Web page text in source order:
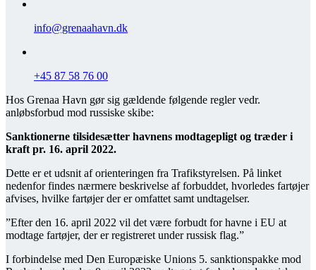
info@grenaahavn.dk
+45 87 58 76 00
Hos Grenaa Havn gør sig gældende følgende regler vedr.
anløbsforbud mod russiske skibe:
Sanktionerne tilsidesætter havnens modtagepligt og træder i
kraft pr. 16. april 2022.
Dette er et udsnit af orienteringen fra Trafikstyrelsen. På linket
nedenfor findes nærmere beskrivelse af forbuddet, hvorledes fartøjer
afvises, hvilke fartøjer der er omfattet samt undtagelser.
”Efter den 16. april 2022 vil det være forbudt for havne i EU at
modtage fartøjer, der er registreret under russisk flag.”
I forbindelse med Den Europæiske Unions 5. sanktionspakke mod